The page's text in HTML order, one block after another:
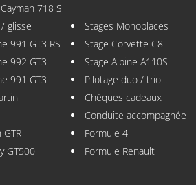
718 S
glisse
991 GT3 RS
992 GT3
991 GT3
GT500
Stages Monoplaces
Stage Corvette C8
Stage Alpine A110S
Pilotage duo / trio...
Chèques cadeaux
Conduite accompagnée
Formule 4
Formule Renault